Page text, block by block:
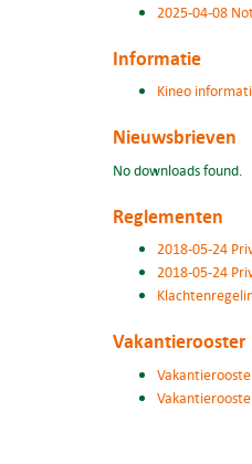
2025-04-08
Informatie
Kineo
Nieuwsbrieven
No downloads found.
Reglementen
2018-05-24
2018-05-24
Vakantierooster